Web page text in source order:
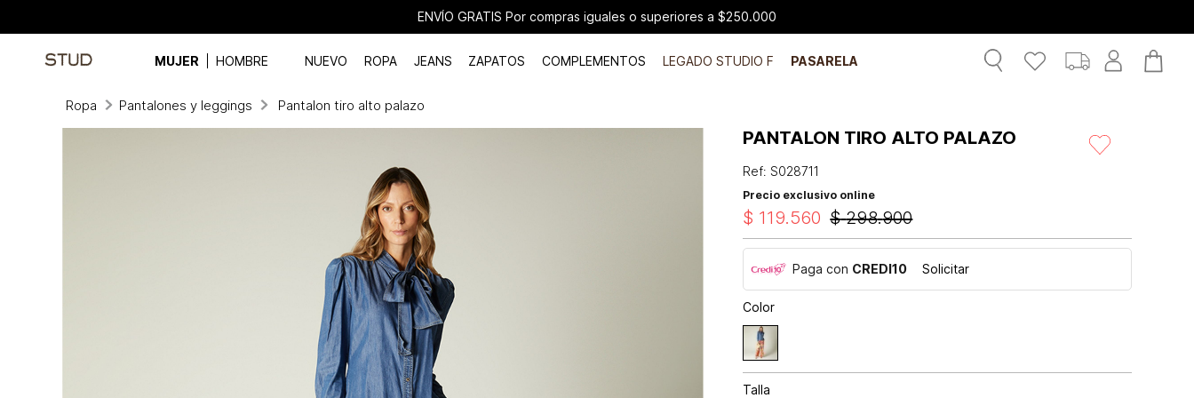
ENVÍO GRATIS Por compras iguales o superiores a $250.000
MUJER HOMBRE NUEVO ROPA JEANS ZAPATOS COMPLEMENTOS LEGADO STUDIO F PASARELA
Ropa Pantalones y leggings Pantalon tiro alto palazo
PANTALON TIRO ALTO PALAZO
Ref:S028711
Precio exclusivo online
$ 298.900
$ 119.560
Paga con CREDI10 Solicitar
Color
Talla